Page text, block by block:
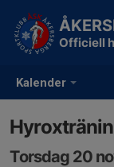
Kalender
Officiell
Torsdag 20